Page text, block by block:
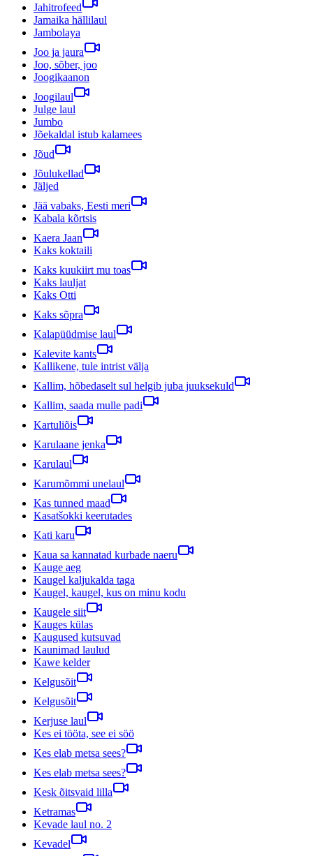
Jahitrofeed
Jamaika hällilaul
Jambolaya
Joo ja jaura
Joo, sõber, joo
Joogikaanon
Joogilaul
Julge laul
Jumbo
Jõekaldal istub kalamees
Jõud
Jõulukellad
Jäljed
Jää vabaks, Eesti meri
Kabala kõrtsis
Kaera Jaan
Kaks koktaili
Kaks kuukiirt mu toas
Kaks lauljat
Kaks Otti
Kaks sõpra
Kalapüüdmise laul
Kalevite kants
Kallikene, tule intrist välja
Kallim, hõbedaselt sul helgib juba juuksekuld
Kallim, saada mulle padi
Kartuliõis
Karulaane jenka
Karulaul
Karumõmmi unelaul
Kas tunned maad
Kasatšokki keerutades
Kati karu
Kaua sa kannatad kurbade naeru
Kauge aeg
Kaugel kaljukalda taga
Kaugel, kaugel, kus on minu kodu
Kaugele siit
Kauges külas
Kaugused kutsuvad
Kaunimad laulud
Kawe kelder
Kelgusõit
Kelgusõit
Kerjuse laul
Kes ei tööta, see ei söö
Kes elab metsa sees?
Kes elab metsa sees?
Kesk õitsvaid lilla
Ketramas
Kevade laul no. 2
Kevadel